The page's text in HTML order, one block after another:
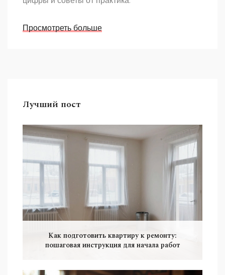
Просмотреть больше
Лучший пост
Как подготовить квартиру к ремонту:
пошаговая инструкция для начала работ